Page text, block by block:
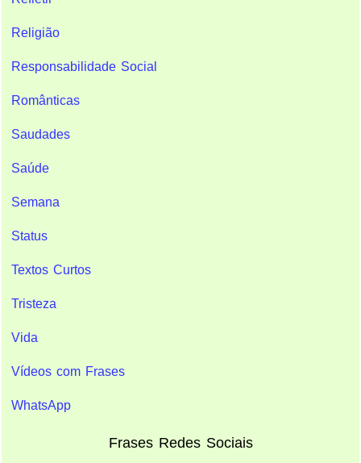
Religião
Responsabilidade Social
Românticas
Saudades
Saúde
Semana
Status
Textos Curtos
Tristeza
Vida
Vídeos com Frases
WhatsApp
Frases Redes Sociais